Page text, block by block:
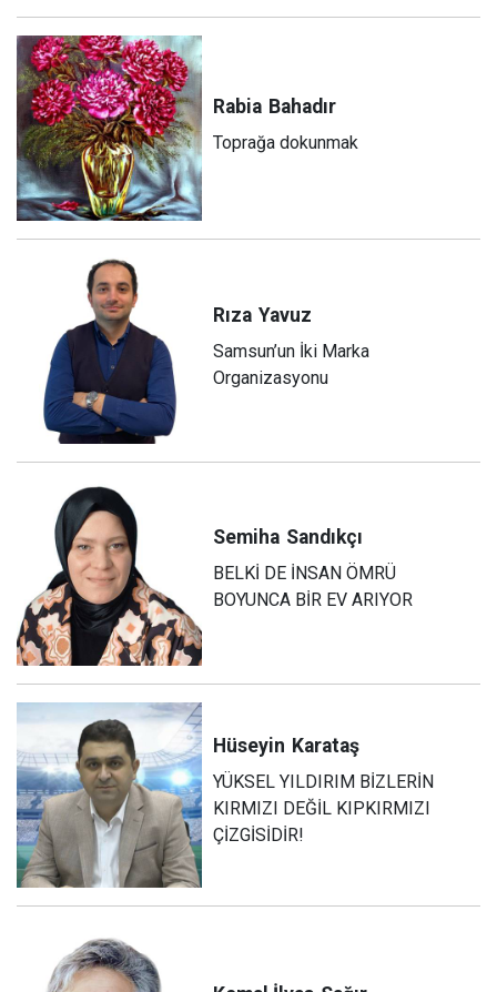
Rabia Bahadır
Toprağa dokunmak
Rıza Yavuz
Samsun’un İki Marka
Organizasyonu
Semiha Sandıkçı
BELKİ DE İNSAN ÖMRÜ
BOYUNCA BİR EV ARIYOR
Hüseyin Karataş
YÜKSEL YILDIRIM BİZLERİN
KIRMIZI DEĞİL KIPKIRMIZI
ÇİZGİSİDİR!